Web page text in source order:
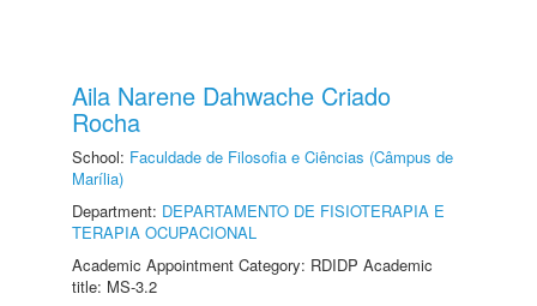
Aila Narene Dahwache Criado
Rocha
School: Faculdade de Filosofia e Ciências (Câmpus de
Marília)
Department: DEPARTAMENTO DE FISIOTERAPIA E
TERAPIA OCUPACIONAL
Academic Appointment Category: RDIDP Academic
title: MS-3.2